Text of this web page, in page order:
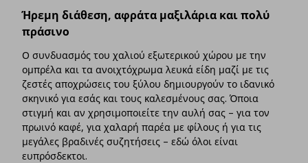
Ήρεμη διάθεση, αφράτα μαξιλάρια και πολύ
πράσινο
Ο συνδυασμός του χαλιού εξωτερικού χώρου με την
ομπρέλα και τα ανοιχτόχρωμα λευκά είδη μαζί με τις
ζεστές αποχρώσεις του ξύλου δημιουργούν το ιδανικό
σκηνικό για εσάς και τους καλεσμένους σας. Όποια
στιγμή και αν χρησιμοποιείτε την αυλή σας – για τον
πρωινό καφέ, για χαλαρή παρέα με φίλους ή για τις
μεγάλες βραδινές συζητήσεις – εδώ όλοι είναι
ευπρόσδεκτοι.